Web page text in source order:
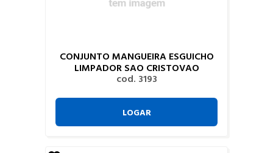
CONJUNTO MANGUEIRA ESGUICHO
LIMPADOR SAO CRISTOVAO
cod. 3193
LOGAR